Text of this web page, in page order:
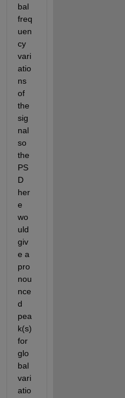
bal
freq
uen
cy
vari
atio
ns
of
the
sig
nal
so
the
PS
D
her
e
wo
uld
giv
e a
pro
nou
nce
d
pea
k(s)
for
glo
bal
vari
atio